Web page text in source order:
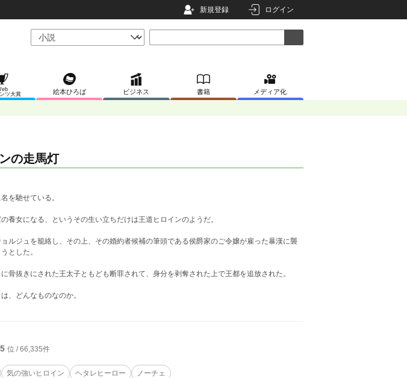
新規登録 ログイン
ツ大賞
絵本ひろば ビジネス 書籍 メディア化
の走馬灯
を馳せている。
養女になる、というその生い立ちだけは王道ヒロインのようだ。
ルジュを籠絡し、その上、その婚約者候補の筆頭である侯爵家のご令嬢が雇った暴漢に襲
とした。
骨抜きにされた王太子ともども断罪されて、身分を剥奪された上で王都を追放された。
、どんなものなのか。
位 / 66,335件
気の強いヒロイン ヘタレヒーロー ノーチェ